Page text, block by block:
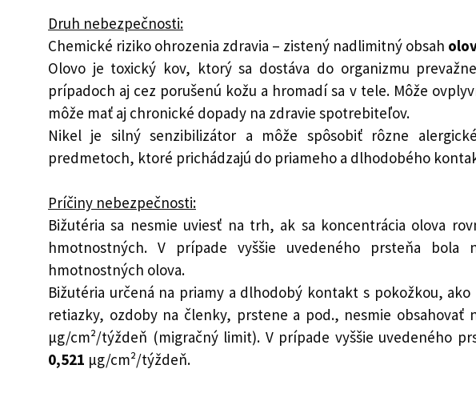
Druh nebezpečnosti:
Chemické riziko ohrozenia zdravia – zistený nadlimitný obsah
Olovo je toxický kov, ktorý sa dostáva do organizmu
prípadoch aj cez porušenú kožu a hromadí sa v tele. Môže
môže mať aj chronické dopady na zdravie spotrebiteľov.
Nikel je silný senzibilizátor a môže spôsobiť rôzne
predmetoch, ktoré prichádzajú do priameho a dlhodobého
Príčiny nebezpečnosti:
Bižutéria sa nesmie uviesť na trh, ak sa koncentrácia olova
hmotnostných. V prípade vyššie uvedeného prsteňa bola
hmotnostných olova.
Bižutéria určená na priamy a dlhodobý kontakt s pokožkou,
retiazky, ozdoby na členky, prstene a pod., nesmie obsahovať
μg/cm²/týždeň (migračný limit). V prípade vyššie uvedeného
0,521 μg/cm²/týždeň.